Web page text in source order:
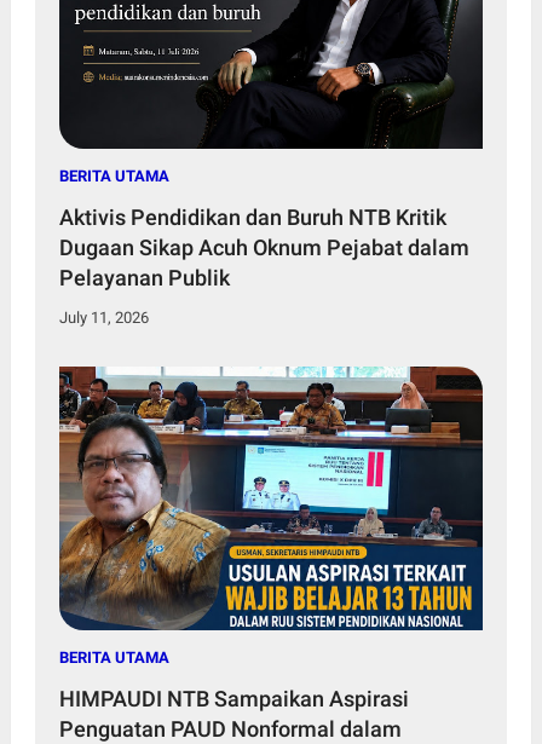
BERITA UTAMA
Aktivis Pendidikan dan Buruh NTB Kritik
Dugaan Sikap Acuh Oknum Pejabat dalam
Pelayanan Publik
July 11, 2026
BERITA UTAMA
HIMPAUDI NTB Sampaikan Aspirasi
Penguatan PAUD Nonformal dalam